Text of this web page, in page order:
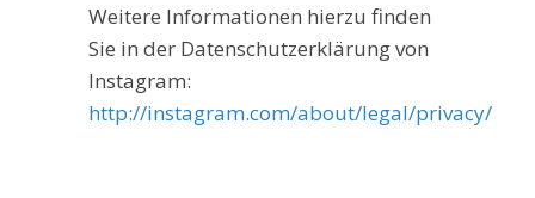
Weitere Informationen hierzu finden
Sie in der Datenschutzerklärung von
Instagram:
http://instagram.com/about/legal/privacy/